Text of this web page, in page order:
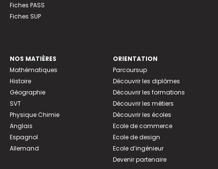
Fiches PASS
Fiches SUP
NOS MATIÈRES
Mathématiques
Histoire
Géographie
SVT
Physique Chimie
Anglais
Espagnol
Allemand
ORIENTATION
Parcoursup
Découvrir les diplômes
Découvrir les formations
Découvrir les métiers
Découvrir les écoles
Ecole de commerce
Ecole de design
Ecole d’ingénieur
Devenir partenaire